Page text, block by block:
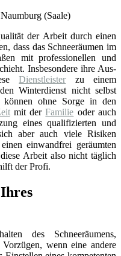
der Arbeit durch einen
dass das Schneeräumen im
mit professionellen und
Insbesondere ihre Aus-
Dienstleister zu einem
Winterdienst nicht selbst
ohne Sorge in den
mit derFamilie oder auch
eines qualifizierten und
aber auch viele Risiken
einwandfrei geräumten
Arbeit also nicht täglich
der Profi.
des Schneeräumens,
wenn eine andere